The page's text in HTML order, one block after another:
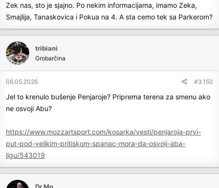
Zek nas, sto je sjajno. Po nekim informacijama, imamo Zeka,
Smajlija, Tanaskovica i Pokua na 4. A sta cemo tek sa Parkerom?
tribiani
Grobarčina
06.05.2026 #3.150
Jel to krenulo bušenje Penjaroje? Priprema terena za smenu ako
ne osvoji Abu?
https://www.mozzartsport.com/kosarka/vesti/penjaroja-prvi-
put-pod-velikim-pritiskom-spanac-mora-da-osvoji-aba-
ligu/543019